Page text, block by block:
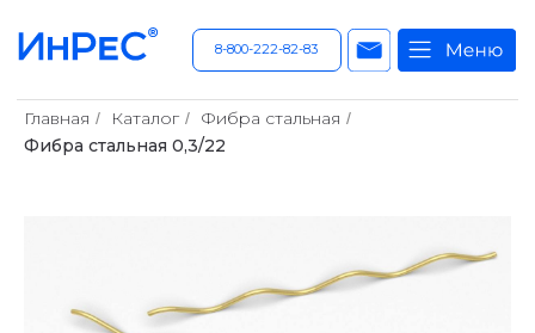
8-800-222-82-83
Главная / Каталог / Фибра стальная /
Фибра стальная 0,3/22